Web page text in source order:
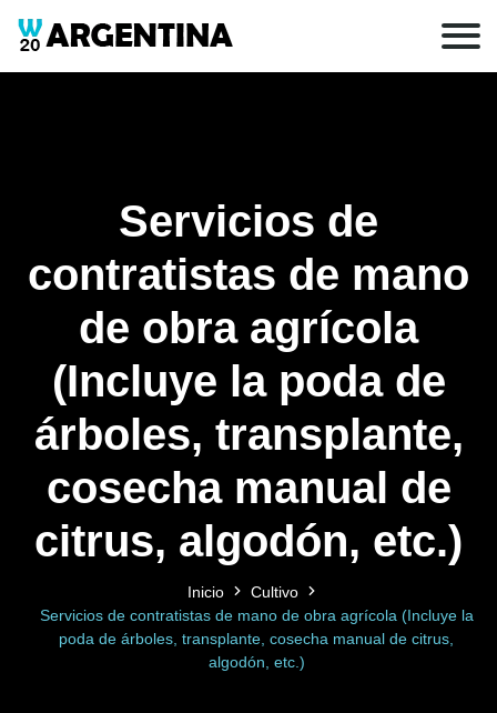
Servicios de
contratistas de mano
de obra agrícola
(Incluye la poda de
árboles, transplante,
cosecha manual de
citrus, algodón, etc.)
Inicio
Cultivo
Servicios de contratistas de mano de obra agrícola (Incluye la
poda de árboles, transplante, cosecha manual de citrus,
algodón, etc.)